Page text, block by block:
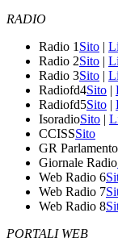
RADIO
Radio 1 Sito |
Radio 2Sito |
Radio 3Sito |
Radiofd4Sito |
Radiofd5Sito |
IsoradioSito |
CCISSSito
GR Parlamento
Giornale Radio
Web Radio 6
Web Radio 7
Web Radio 8
PORTALI WEB